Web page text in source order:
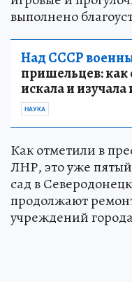
выполнено
Над СССР
пришельцев: как
искала и
НАУКА
Как отметили в
ЛНР, это уже
сад в
продолжают
учреждений